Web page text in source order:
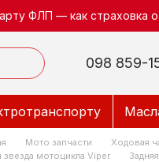
ФЛП — как страховка
098 859-
Мото запчасти Ходовая
звезда мотоцикла Viper